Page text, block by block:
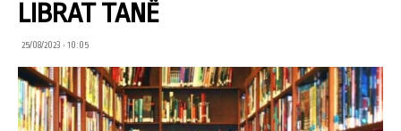
LIBRAT TANË
25/08/2023 • 10:05